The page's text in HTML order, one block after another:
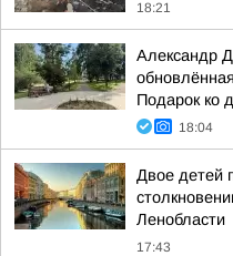
18:21
Александр
Подарок ко
18:04
Двое детей
Ленобласти
17:43